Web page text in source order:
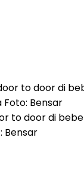
to door di
Bensar